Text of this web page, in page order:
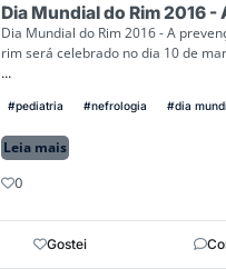
Dia Mundial do Rim 2016
Dia Mundial do Rim 2016 - A
rim será celebrado no dia 10 de
...
#pediatria #nefrologia #dia
Leia mais
0
Gostei